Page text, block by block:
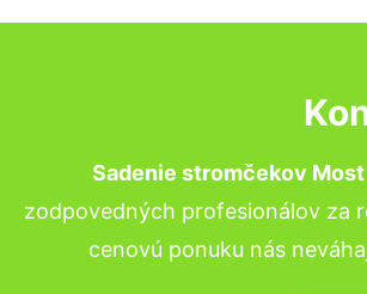
Sadenie stromčekov
zodpovedných profesionálov za
cenovú ponuku nás